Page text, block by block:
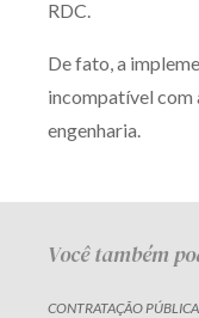
Batel
RDC.
De fato, a
incompatível com
engenharia.
Você também
CONTRATAÇÃO PÚBLICA